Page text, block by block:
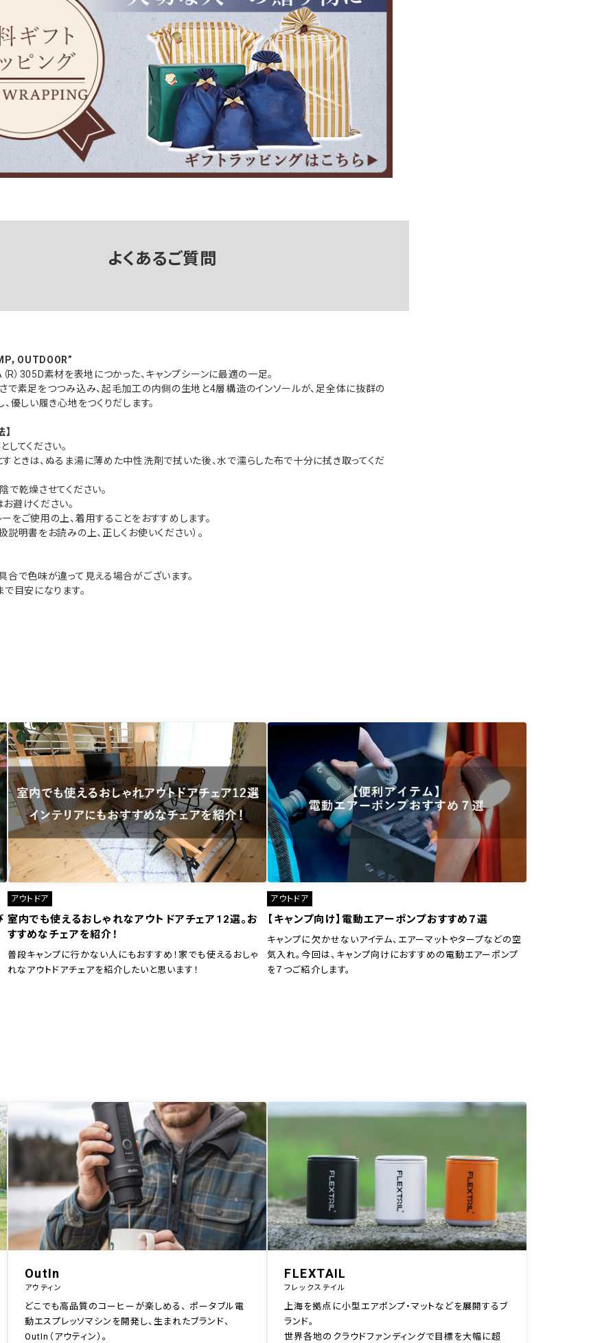
よくあるご質問
，OUTDOOR”
R）305D素材を表地につかった、キャンプシーンに最適の一足。
で素足をつつみ込み、起毛加工の内側の生地と4層構造のインソールが、足全体に抜群の
優しい履き心地をつくりだします。
てください。
きは、ぬるま湯に薄めた中性洗剤で拭いた後、水で濡らした布で十分に拭き取ってくだ
乾燥させてください。
避けください。
をご使用の上、着用することをおすすめします。
説明書をお読みの上、正しくお使いください）。
合で色味が違って見える場合がございます。
で目安になります。
アウトドア
室内でも使えるおしゃれなアウトドアチェア12選。お
すすめなチェアを紹介！
普段キャンプに行かない人にもおすすめ！家でも使えるおしゃ
れなアウトドアチェアを紹介したいと思います！
アウトドア
【キャンプ向け】電動エアーポンプおすすめ７選
キャンプに欠かせないアイテム、エアーマットやタープなどの空
気入れ。今回は、キャンプ向けにおすすめの電動エアーポンプ
を７つご紹介します。
OutIn
アウティン
どこでも高品質のコーヒーが楽しめる、 ポータブル電
動エスプレッソマシンを開発し、生まれたブランド、
OutIn（アウティン）。
FLEXTAIL
フレックステイル
上海を拠点に小型エアポンプ・マットなどを展開するブ
ランド。
世界各地のクラウドファンディングで目標を大幅に超